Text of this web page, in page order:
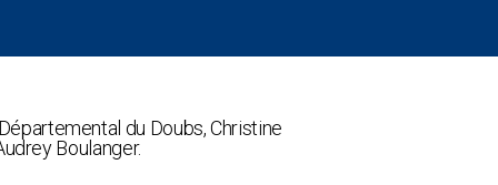
du Doubs, Christine
Boulanger.